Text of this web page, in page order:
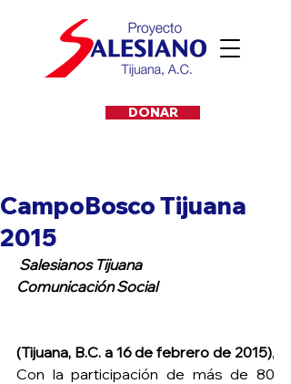
DONAR
CampoBosco Tijuana
2015
Salesianos Tijuana
Comunicación Social
(Tijuana, B.C. a 16 de febrero de 2015),
Con la participación de más de 80